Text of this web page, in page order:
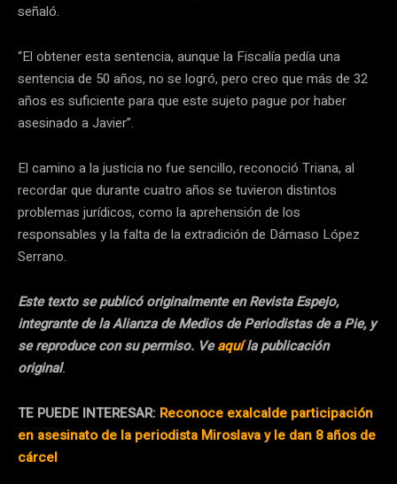
señaló.
“El obtener esta sentencia, aunque la Fiscalía pedía una
sentencia de 50 años, no se logró, pero creo que más de 32
años es suficiente para que este sujeto pague por haber
asesinado a Javier”.
El camino a la justicia no fue sencillo, reconoció Triana, al
recordar que durante cuatro años se tuvieron distintos
problemas jurídicos, como la aprehensión de los
responsables y la falta de la extradición de Dámaso López
Serrano.
Este texto se publicó originalmente en Revista Espejo,
integrante de la Alianza de Medios de Periodistas de a Pie, y
se reproduce con su permiso. Veaquíla publicación
original.
TE PUEDE INTERESAR: Reconoce exalcalde participación
en asesinato de la periodista Miroslava y le dan 8 años de
cárcel